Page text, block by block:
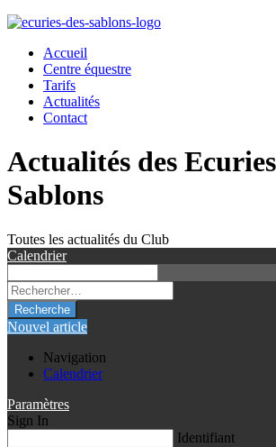
Accueil
Centre équestre
Tarifs
Actualités
Contact
Actualités des
Sablons
Toutes les actualités du Club
Calendrier
Recherche
Nouvel article
Navigation
Calendrier
Paramètres
Sign In
Identifiant